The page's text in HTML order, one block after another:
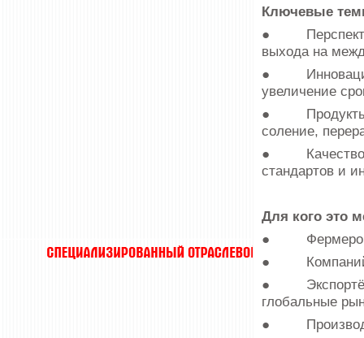
Ключевые
●
выхода на
●
увеличение
● Продукты с
соление,
● Качество и
стандартов и
Для кого это
● Фермеров и
● Компаний
●
глобальные
●